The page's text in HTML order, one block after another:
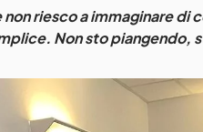
non riesco a immaginare di
Non sto piangendo,